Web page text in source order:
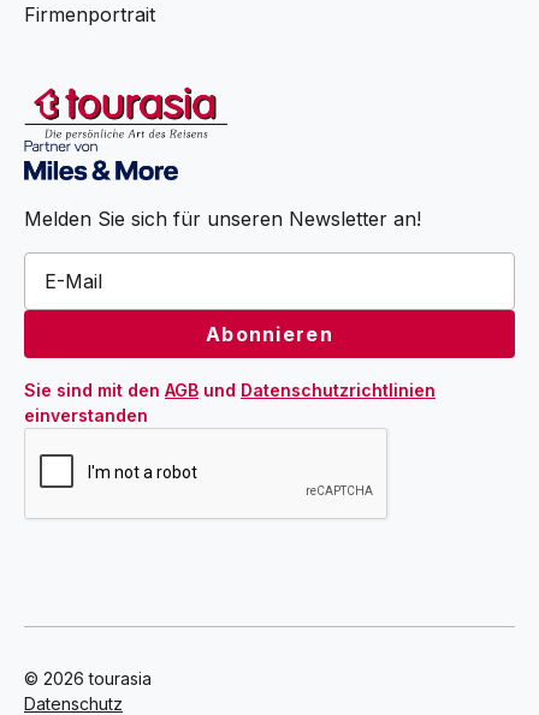
Firmenportrait
Melden Sie sich für unseren Newsletter an!
Sie sind mit den AGB und Datenschutzrichtlinien
einverstanden
© 2026 tourasia
Datenschutz